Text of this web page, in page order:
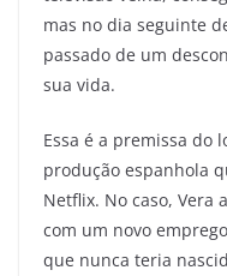
mas no dia seguinte
passado de um
sua vida.
Essa é a premissa do
produção espanhola
Netflix. No caso, Vera
com um novo
que nunca teria